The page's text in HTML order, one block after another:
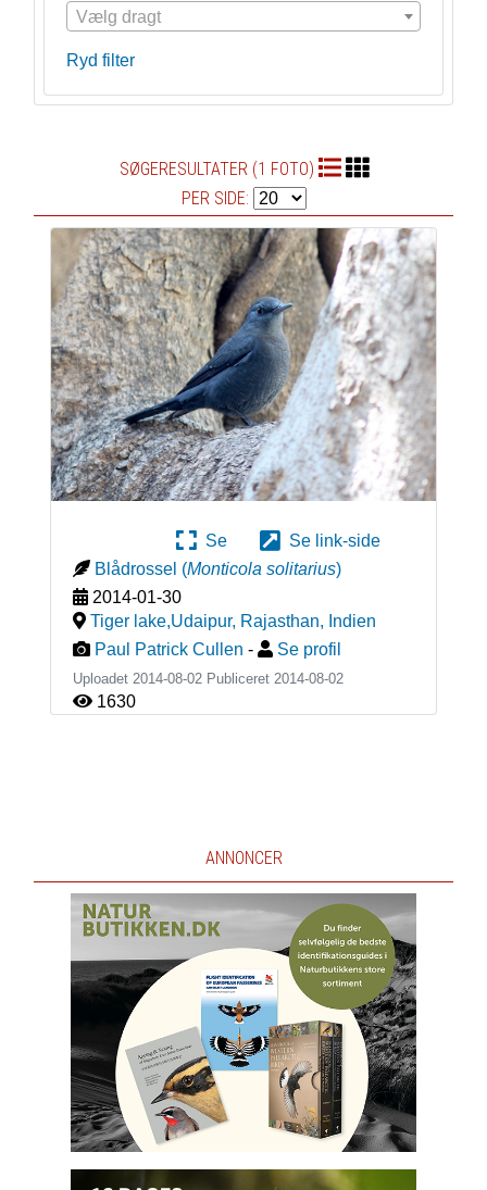
Vælg dragt
Ryd filter
SØGERESULTATER (1 FOTO)
PER SIDE:
Se
Se link-side
Blådrossel (Monticola solitarius)
2014-01-30
Tiger lake,Udaipur, Rajasthan, Indien
Paul Patrick Cullen - Se profil
Uploadet 2014-08-02 Publiceret 2014-08-02
1630
ANNONCER